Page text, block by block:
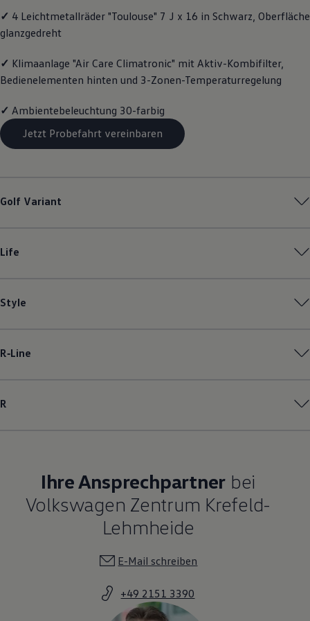
Motorenöl und Flüssigkeiten
Räder und Reifen
Volkswagen Teile
Zubehör
Modellspezifisches Zubehör
Transport
Entertainment und Elektronik
Individualisieren
Wallbox und Ladekabel
✓ 4 Leichtmetallräder "Toulouse" 7 J x 16 in Schwarz, Oberfläche
glanzgedreht
✓ Klimaanlage "Air Care Climatronic" mit Aktiv-Kombifilter,
Bedienelementen hinten und 3-Zonen-Temperaturregelung
✓ Ambientebeleuchtung 30-farbig
Jetzt Probefahrt vereinbaren
Golf Variant
Life
Style
R‑Line
R
Ihre Ansprechpartner bei
Volkswagen Zentrum Krefeld-
Lehmheide
E-Mail schreiben
+49 2151 3390